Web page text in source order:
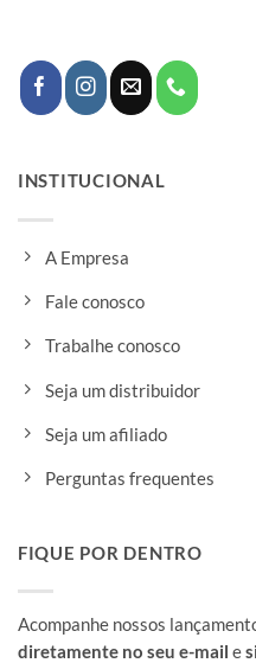
INSTITUCIONAL
A Empresa
Fale conosco
Trabalhe conosco
Seja um distribuidor
Seja um afiliado
Perguntas frequentes
FIQUE POR DENTRO
Acompanhe nossos
diretamente no seu e-mail e